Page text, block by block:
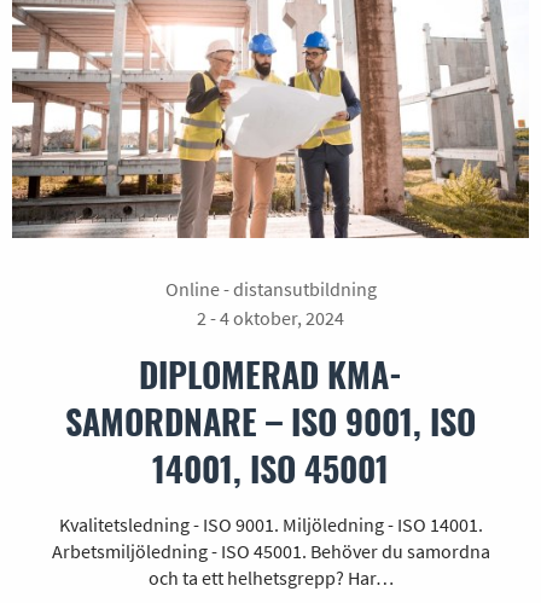
Online - distansutbildning
2 - 4 oktober, 2024
DIPLOMERAD KMA-
SAMORDNARE – ISO 9001, ISO
14001, ISO 45001
Kvalitetsledning - ISO 9001. Miljöledning - ISO 14001.
Arbetsmiljöledning - ISO 45001. Behöver du samordna
och ta ett helhetsgrepp? Har…